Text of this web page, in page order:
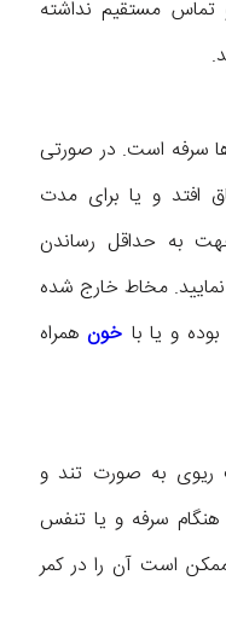
تماس مستقیم نداشته
سرفه است. در صورتی
افتد و یا برای مدت
به حداقل رساندن
مخاط خارج شده
و یا با خونهمراه
ریوی به صورت تند و
سرفه و یا تنفس
است آن را در کمر